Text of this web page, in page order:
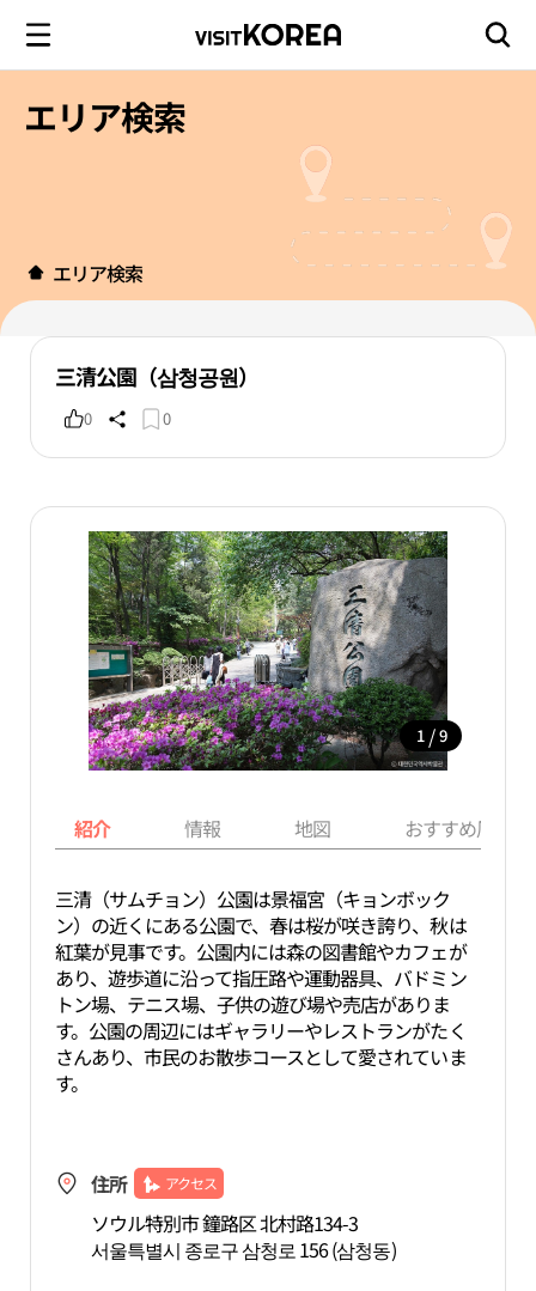
エリア検索
エリア検索
三清公園（삼청공원）
0 0
1 / 9
紹介 情報 地図 おすすめ周辺
三清（サムチョン）公園は景福宮（キョンボック
ン）の近くにある公園で、春は桜が咲き誇り、秋は
紅葉が見事です。公園内には森の図書館やカフェが
あり、遊歩道に沿って指圧路や運動器具、バドミン
トン場、テニス場、子供の遊び場や売店がありま
す。公園の周辺にはギャラリーやレストランがたく
さんあり、市民のお散歩コースとして愛されていま
す。
住所 アクセス
ソウル特別市 鐘路区 北村路134-3
서울특별시 종로구 삼청로 156 (삼청동)